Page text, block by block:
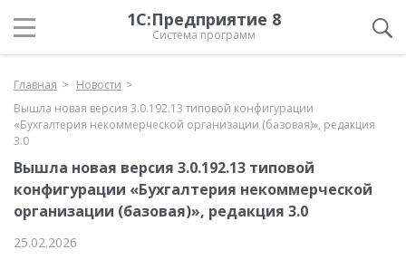
1С:Предприятие 8
Система программ
Главная
Новости
Вышла новая версия 3.0.192.13 типовой конфигурации
«Бухгалтерия некоммерческой организации (базовая)», редакция
3.0
Вышла новая версия 3.0.192.13 типовой
конфигурации «Бухгалтерия некоммерческой
организации (базовая)», редакция 3.0
25.02.2026